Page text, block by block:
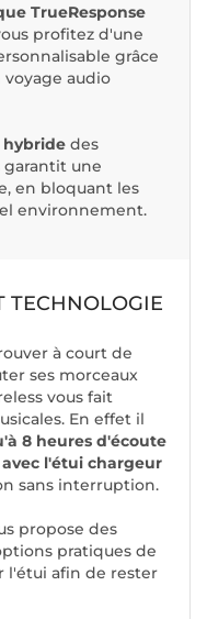
TrueResponse
profitez d'une
grâce
voyage audio
des
garantit une
en bloquant les
environnement.
TECHNOLOGIE
à court de
ses morceaux
vous fait
En effet il
8 heures d'écoute
l'étui chargeur
sans interruption.
propose des
pratiques de
l'étui afin de rester